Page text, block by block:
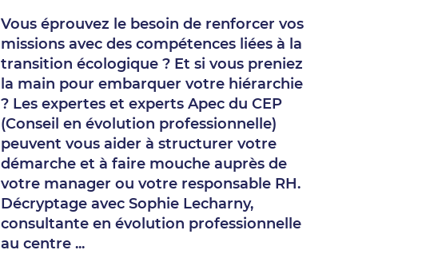
Vous éprouvez le besoin de renforcer vos
missions avec des compétences liées à la
transition écologique ? Et si vous preniez
la main pour embarquer votre hiérarchie
? Les expertes et experts Apec du CEP
(Conseil en évolution professionnelle)
peuvent vous aider à structurer votre
démarche et à faire mouche auprès de
votre manager ou votre responsable RH.
Décryptage avec Sophie Lecharny,
consultante en évolution professionnelle
au centre ...